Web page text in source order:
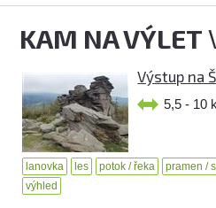
KAM NA VÝLET
Výstup na
5,5 - 10
lanovka les potok / řeka pramen /
výhled